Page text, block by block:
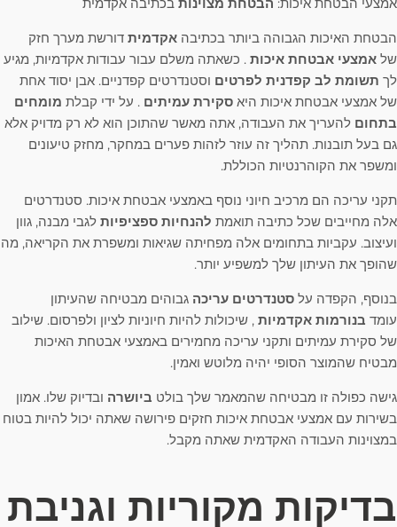
הבטחת האיכות הגבוהה ביותר בכתיבה אקדמית דורשת מערך חזק
של אמצעי אבטחת איכות . כשאתה משלם עבור עבודות אקדמיות, מגיע
לך תשומת לב קפדנית לפרטים וסטנדרטים קפדניים. אבן יסוד אחת
של אמצעי אבטחת איכות היא סקירת עמיתים . על ידי קבלת מומחים
בתחום להעריך את העבודה, אתה מאשר שהתוכן הוא לא רק מדויק אלא
גם בעל תובנות. תהליך זה עוזר לזהות פערים במחקר, מחזק טיעונים
ומשפר את הקוהרנטיות הכוללת.
תקני עריכה הם מרכיב חיוני נוסף באמצעי אבטחת איכות. סטנדרטים
אלה מחייבים שכל כתיבה תואמת להנחיות ספציפיות לגבי מבנה, גוון
ועיצוב. עקביות בתחומים אלה מפחיתה שגיאות ומשפרת את הקריאה, מה
שהופך את העיתון שלך למשפיע יותר.
בנוסף, הקפדה על סטנדרטים עריכה גבוהים מבטיחה שהעיתון
עומד בנורמות אקדמיות , שיכולות להיות חיוניות לציון ולפרסום. שילוב
של סקירת עמיתים ותקני עריכה מחמירים באמצעי אבטחת האיכות
מבטיח שהמוצר הסופי יהיה מלוטש ואמין.
גישה כפולה זו מבטיחה שהמאמר שלך בולט ביושרה ובדיוק שלו. אמון
בשירות עם אמצעי אבטחת איכות חזקים פירושה שאתה יכול להיות בטוח
במצוינות העבודה האקדמית שאתה מקבל.
בדיקות מקוריות וגניבת